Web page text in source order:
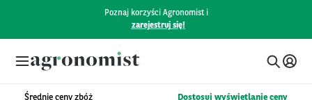
Poznaj korzyści Agronomist i
zarejestruj się!
Średnie ceny zbóż Dostosuj wyświetlanie ceny